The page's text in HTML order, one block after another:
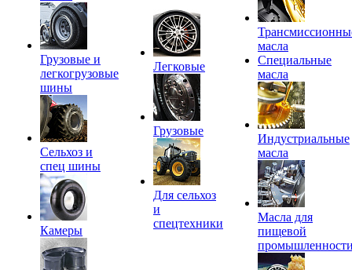
Грузовые и
легкогрузовые
шины
Сельхоз и
спец шины
Камеры
Легковые
Грузовые
Для сельхоз
и
спецтехники
масла
Специальные
масла
Индустриальные
масла
Масла для
пищевой